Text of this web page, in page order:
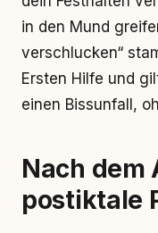
in den Mund
verschlucken“
Ersten Hilfe und
einen Bissunfall,
Nach dem
postiktale